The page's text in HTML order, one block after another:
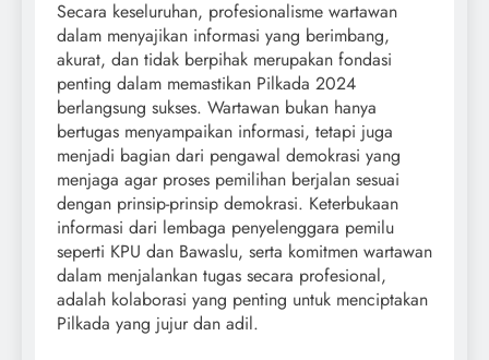
Secara keseluruhan, profesionalisme wartawan
dalam menyajikan informasi yang berimbang,
akurat, dan tidak berpihak merupakan fondasi
penting dalam memastikan Pilkada 2024
berlangsung sukses. Wartawan bukan hanya
bertugas menyampaikan informasi, tetapi juga
menjadi bagian dari pengawal demokrasi yang
menjaga agar proses pemilihan berjalan sesuai
dengan prinsip-prinsip demokrasi. Keterbukaan
informasi dari lembaga penyelenggara pemilu
seperti KPU dan Bawaslu, serta komitmen wartawan
dalam menjalankan tugas secara profesional,
adalah kolaborasi yang penting untuk menciptakan
Pilkada yang jujur dan adil.